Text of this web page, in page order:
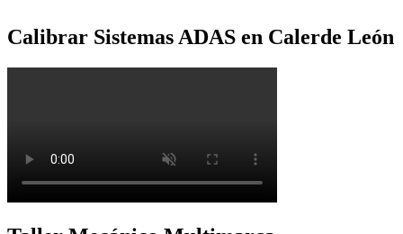
Calibrar Sistemas ADAS en Calerde León